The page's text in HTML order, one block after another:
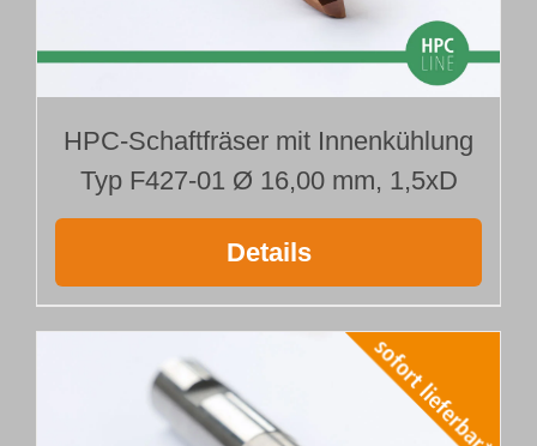
HPC-Schaftfräser mit Innenkühlung
Typ F427-01 Ø 16,00 mm, 1,5xD
Details